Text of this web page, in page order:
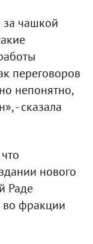
за чашкой
переговоров
непонятно,
- сказала
нового
Раде
во фракции